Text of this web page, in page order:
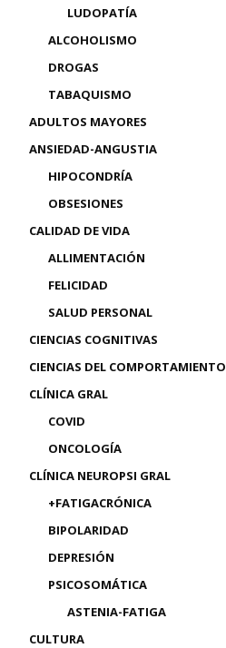
LUDOPATÍA
ALCOHOLISMO
DROGAS
TABAQUISMO
ADULTOS MAYORES
ANSIEDAD-ANGUSTIA
HIPOCONDRÍA
OBSESIONES
CALIDAD DE VIDA
ALLIMENTACIÓN
FELICIDAD
SALUD PERSONAL
CIENCIAS COGNITIVAS
CIENCIAS DEL COMPORTAMIENTO
CLÍNICA GRAL
COVID
ONCOLOGÍA
CLÍNICA NEUROPSI GRAL
+FATIGACRÓNICA
BIPOLARIDAD
DEPRESIÓN
PSICOSOMÁTICA
ASTENIA-FATIGA
CULTURA